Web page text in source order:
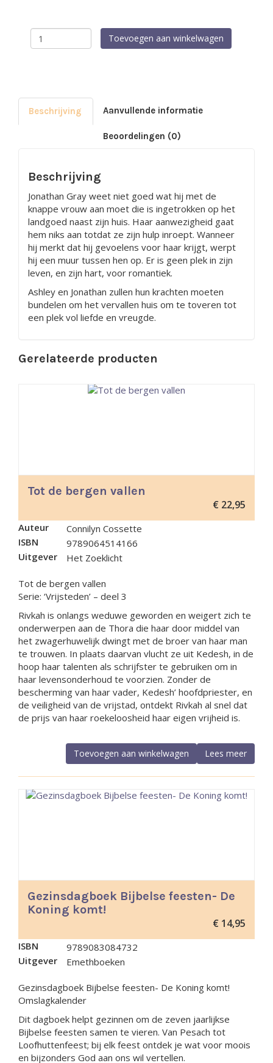
Hope
Harbor
Toevoegen aan winkelwagen
Beschrijving Aanvullende informatie
Beoordelingen (0)
Beschrijving
Jonathan Gray weet niet goed wat hij met de
knappe vrouw aan moet die is ingetrokken op het
landgoed naast zijn huis. Haar aanwezigheid gaat
hem niks aan totdat ze zijn hulp inroept. Wanneer
hij merkt dat hij gevoelens voor haar krijgt, werpt
hij een muur tussen hen op. Er is geen plek in zijn
leven, en zijn hart, voor romantiek.
Ashley en Jonathan zullen hun krachten moeten
bundelen om het vervallen huis om te toveren tot
een plek vol liefde en vreugde.
Gerelateerde producten
Tot de bergen vallen
€ 22,95
Auteur
Connilyn Cossette
ISBN
9789064514166
Uitgever
Het Zoeklicht
Tot de bergen vallen
Serie: ‘Vrijsteden’ – deel 3
Rivkah is onlangs weduwe geworden en weigert zich te
onderwerpen aan de Thora die haar door middel van
het zwagerhuwelijk dwingt met de broer van haar man
te trouwen. In plaats daarvan vlucht ze uit Kedesh, in de
hoop haar talenten als schrijfster te gebruiken om in
haar levensonderhoud te voorzien. Zonder de
bescherming van haar vader, Kedesh’ hoofdpriester, en
de veiligheid van de vrijstad, ontdekt Rivkah al snel dat
de prijs van haar roekeloosheid haar eigen vrijheid is.
Lees meer
Toevoegen aan winkelwagen
Gezinsdagboek Bijbelse feesten- De
Koning komt!
€ 14,95
ISBN
9789083084732
Uitgever
Emethboeken
Gezinsdagboek Bijbelse feesten- De Koning komt!
Omslagkalender
Dit dagboek helpt gezinnen om de zeven jaarlijkse
Bijbelse feesten samen te vieren. Van Pesach tot
Loofhuttenfeest; bij elk feest ontdek je wat voor moois
en bijzonders God aan ons wil vertellen.